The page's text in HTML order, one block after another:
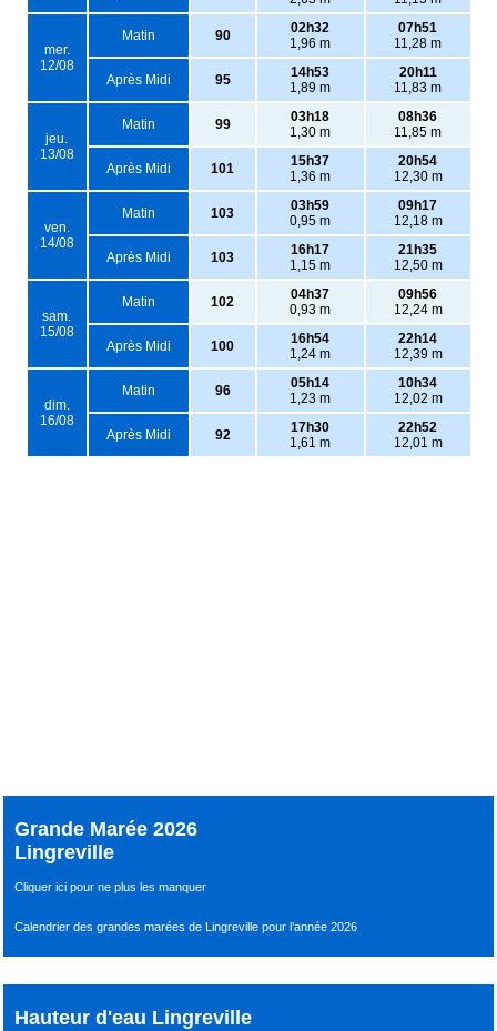
mer.
12/08
Matin 90
02h32
1,96 m
07h51
11,28 m
Après Midi 95
14h53
1,89 m
20h11
11,83 m
jeu.
13/08
Matin 99
03h18
1,30 m
08h36
11,85 m
Après Midi 101
15h37
1,36 m
20h54
12,30 m
ven.
14/08
Matin 103
03h59
0,95 m
09h17
12,18 m
Après Midi 103
16h17
1,15 m
21h35
12,50 m
sam.
15/08
Matin 102
04h37
0,93 m
09h56
12,24 m
Après Midi 100
16h54
1,24 m
22h14
12,39 m
dim.
16/08
Matin 96
05h14
1,23 m
10h34
12,02 m
Après Midi 92
17h30
1,61 m
22h52
12,01 m
Grande Marée 2026
Lingreville
Cliquer ici pour ne plus les manquer
Calendrier des grandes marées de Lingreville pour l’année 2026
Hauteur d'eau Lingreville